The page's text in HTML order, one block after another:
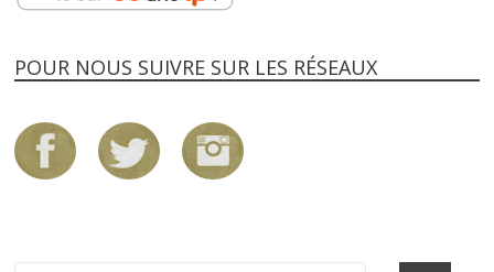
POUR NOUS SUIVRE SUR LES RÉSEAUX